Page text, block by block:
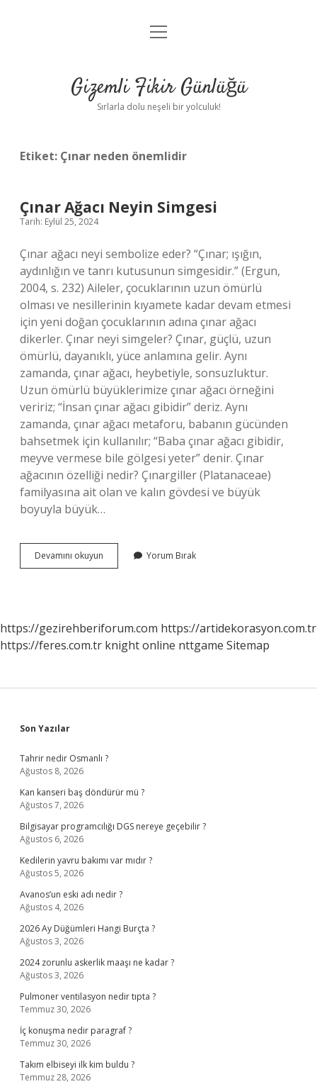
Anasayfa
Yasal Uyarı
menüyü
Gizemli Fikir Günlüğü
Sırlarla dolu neşeli bir yolculuk!
Etiket: Çınar neden önemlidir
Çınar Ağacı Neyin Simgesi
Tarih: Eylül 25, 2024
Çınar ağacı neyi sembolize eder? “Çınar; ışığın,
aydınlığın ve tanrı kutusunun simgesidir.” (Ergun,
2004, s. 232) Aileler, çocuklarının uzun ömürlü
olması ve nesillerinin kıyamete kadar devam etmesi
için yeni doğan çocuklarının adına çınar ağacı
dikerler. Çınar neyi simgeler? Çınar, güçlü, uzun
ömürlü, dayanıklı, yüce anlamına gelir. Aynı
zamanda, çınar ağacı, heybetiyle, sonsuzluktur.
Uzun ömürlü büyüklerimize çınar ağacı örneğini
veririz; “İnsan çınar ağacı gibidir” deriz. Aynı
zamanda, çınar ağacı metaforu, babanın gücünden
bahsetmek için kullanılır; “Baba çınar ağacı gibidir,
meyve vermese bile gölgesi yeter” denir. Çınar
ağacının özelliği nedir? Çınargiller (Platanaceae)
familyasına ait olan ve kalın gövdesi ve büyük
boyuyla büyük…
Devamını okuyun
Ağacı
Yorum Bırak
https://gezirehberiforum.com https://artidekorasyon.com.tr
https://feres.com.tr knight online nttgame Sitemap
Sidebar
Son Yazılar
Tahrir nedir Osmanlı ?
Ağustos 8, 2026
Kan kanseri baş döndürür mü ?
Ağustos 7, 2026
Bilgisayar programcılığı DGS nereye geçebilir ?
Ağustos 6, 2026
Kedilerin yavru bakımı var mıdır ?
Ağustos 5, 2026
Avanos’un eski adı nedir ?
Ağustos 4, 2026
2026 Ay Düğümleri Hangi Burçta ?
Ağustos 3, 2026
2024 zorunlu askerlik maaşı ne kadar ?
Ağustos 3, 2026
Pulmoner ventilasyon nedir tıpta ?
Temmuz 30, 2026
İç konuşma nedir paragraf ?
Temmuz 30, 2026
Takım elbiseyi ilk kim buldu ?
Temmuz 28, 2026